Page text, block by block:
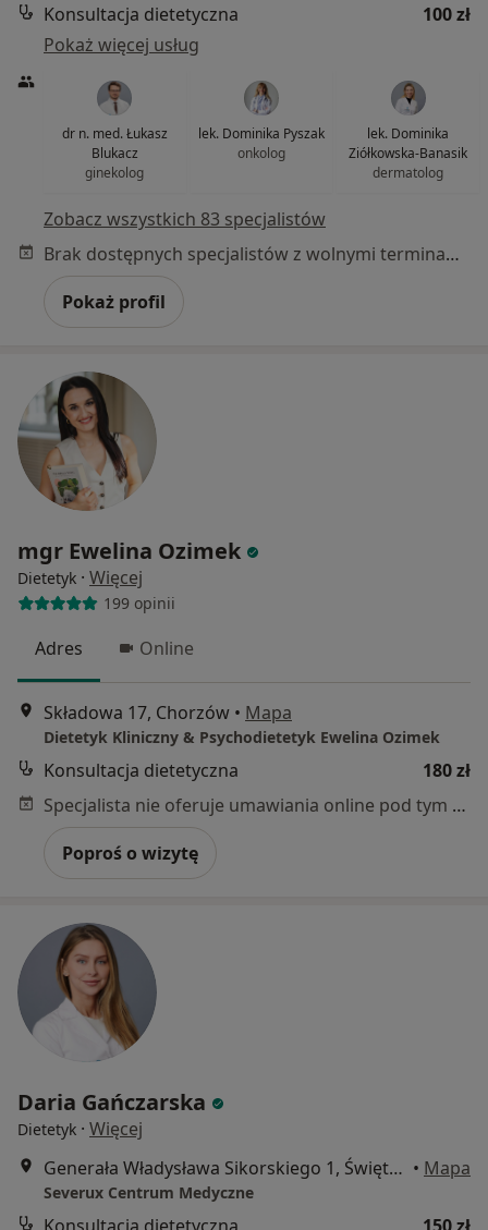
Konsultacja dietetyczna
100 zł
Pokaż więcej usług
dr n. med. Łukasz
Blukacz
ginekolog
lek. Dominika Pyszak
onkolog
lek. Dominika
Ziółkowska-Banasik
dermatolog
Zobacz wszystkich 83 specjalistów
Brak dostępnych specjalistów z wolnymi terminami w tym centrum medycznym.
Pokaż profil
mgr Ewelina Ozimek
Dietetyk · Więcej
199 opinii
Adres Online
Składowa 17, Chorzów • Mapa
Dietetyk Kliniczny & Psychodietetyk Ewelina Ozimek
Konsultacja dietetyczna
180 zł
Specjalista nie oferuje umawiania online pod tym adresem.
Poproś o wizytę
Daria Gańczarska
Dietetyk · Więcej
Generała Władysława Sikorskiego 1, Świętochłowice • Mapa
Severux Centrum Medyczne